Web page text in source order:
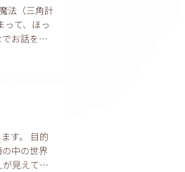
法（三角計
て、ほっ
お話をす
す。 目的
中の世界
見えてく